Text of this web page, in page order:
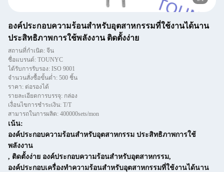
องค์ประกอบความร้อนสำหรับอุตสาหกรรมที่ใช้งานได้นาน
ประสิทธิภาพการใช้พลังงาน ติดตั้งง่าย
สถานที่กำเนิด: จีน
ชื่อแบรนด์: TOUNYC
ได้รับการรับรอง: ISO 9001
จำนวนสั่งซื้อขั้นต่ำ: 500 ชิ้น
ราคา: ต่อรองได้
รายละเอียดการบรรจุ: กล่อง
เงื่อนไขการชำระเงิน: T/T
สามารถในการผลิต: 400000sets/mon
เน้น:
องค์ประกอบความร้อนสำหรับอุตสาหกรรม ประสิทธิภาพการใช้
พลังงาน
, ติดตั้งง่าย องค์ประกอบความร้อนสำหรับอุตสาหกรรม,
องค์ประกอบเครื่องทำความร้อนสำหรับอุตสาหกรรมที่ใช้งานได้นาน